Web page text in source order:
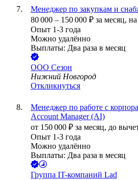
Менеджер по закупкам и
80 000 – 150 000 ₽ за месяц,
Опыт 1-3 года
Можно удалённо
Выплаты: Два раза в месяц
ООО Сезон
Нижний Новгород
Откликнуться
Менеджер по работе с
Account Manager (AI)
от 150 000 ₽ за месяц, до
Опыт 1-3 года
Можно удалённо
Выплаты: Два раза в месяц
Группа IT-компаний Lad